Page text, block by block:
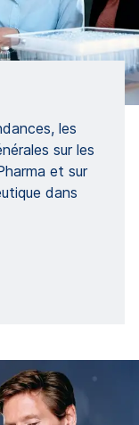
les
sur les
et sur
dans